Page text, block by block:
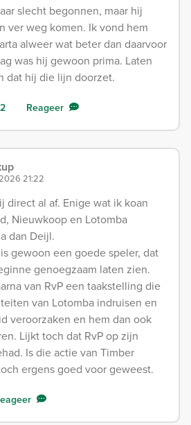
slecht begonnen, maar hij
ver weg komen. Ik vond hem
alweer wat beter dan daarvoor
was hij gewoon prima. Laten
dat hij die lijn doorzet.
2 Reageer
21:22
direct al af. Enige wat ik koan
Nieuwkoop en Lotomba
dan Deijl.
gewoon een goede speler, dat
genoegzaam laten zien.
van RvP een taakstelling die
van Lotomba indruisen en
veroorzaken en hem dan ook
Lijkt toch dat RvP op zijn
Is die actie van Timber
ergens goed voor geweest.